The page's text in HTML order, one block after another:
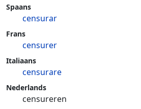
Spaans
censurar
Frans
censurer
Italiaans
censurare
Nederlands
censureren